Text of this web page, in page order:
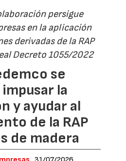
persigue
en la aplicación
derivadas de la RAP
Decreto 1055/2022
se
la
y ayudar al
de la RAP
de madera